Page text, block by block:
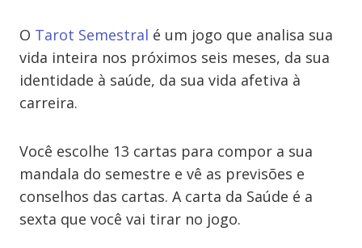
O Tarot Semestral é um jogo que analisa sua
vida inteira nos próximos seis meses, da sua
identidade à saúde, da sua vida afetiva à
carreira.
Você escolhe 13 cartas para compor a sua
mandala do semestre e vê as previsões e
conselhos das cartas. A carta da Saúde é a
sexta que você vai tirar no jogo.